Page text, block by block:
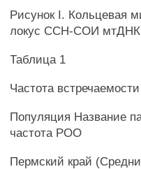
Рисунок I. Кольцевая
локус ССН-СОИ
Таблица 1
Частота
Популяция Название
частота РОО
Пермский край